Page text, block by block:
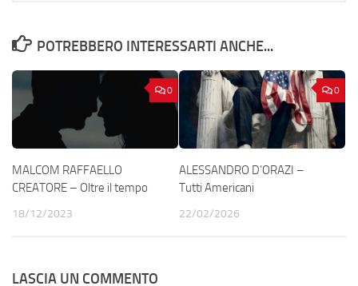
POTREBBERO INTERESSARTI ANCHE...
0
MALCOM RAFFAELLO
CREATORE – Oltre il tempo
18/12/2023
0
ALESSANDRO D’ORAZI –
Tutti Americani
22/02/2026
LASCIA UN COMMENTO